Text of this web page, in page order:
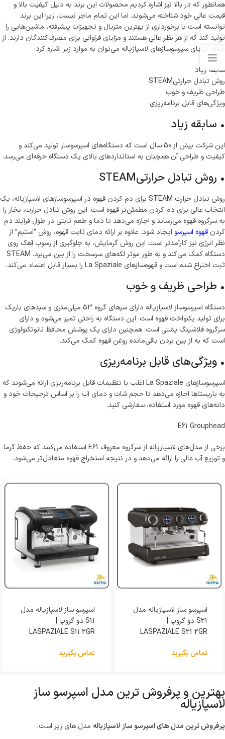
همانطور که در بالا نیز اشاره کردیم محصولات این برند به دلیل کیفیت بالا و
قیمت عالی خود شناخته می‌شوند. اما این تمام ماجر نیست، زیرا این برند
توانسته است با برخورداری از بهترین متریال و تجهیزات پیشرفته، ماشین‌هایی را
تولید کند که از هر نظر عالی هستند و مزایای فراوانی برای مصرف‌کنندگان دارند. از
جمله مزایای سپرسوسازهای لاسپازیاله می‌توان به موارد زیر اشاره کرد:
سابقه زیاد
روش تبادل حرارتیSTEAM
طراحی ظریف و خوب
ویژگی‌های قابل برنامه‌ریزی
• سابقه زیاد
این شرکت بیش از 50 سال است که دستگاه‌های اسپرسوساز تولید می‌کند و
کیفیت و طراحی آن همچنان به استانداردهای بالای یک دستگاه حرفه‌ای می‌رسد.
• روش تبادل حرارتیSTEAM
روش تبادل حرارت STEAM برای دم کردن قهوه در اسپرسوسازهای لاسپازیاله، یک
انتخاب عالی برای دم کردن مطمئن‌تر قهوه است. این روش تبادل حرارت، بخار را
به سرگروه قهوه می‌رساند و اجازه می‌دهد تا دما و طعم ثابتی در طول فرآیند دم
کردن قهوه اسپرسو ایجاد شود. علاوه بر ارائه دمای ثابت قهوه، روش “استیم” از
نظر انرژی نیز کارآمدتر است. این روش گرمایش، به جلوگیری از رسوب آهک روی
دستگاه کمک می‌کند و به طور موثر لکه‌های سرسخت را از بین می‌برد. STEAM
ثبت اختراع شده است و قهوه‌سازهای La Spaziale را بسیار قابل اعتماد می‌کند.
• طراحی ظریف و خوب
دستگاه اسپرسوساز لاسپازیاله دارای سرهای گروه 53 میلی‌متری و سبدهای باریک
برای تولید یکنواخت قهوه است. این دستگاه به راحتی تمیز می‌شود و دارای
سرگروه فلاشینگ پشتی است. همچنین دارای یک پوشش محافظ نانوتکنولوژی
است که به از بین بردن باقی‌مانده روغن قهوه کمک می‌کند.
• ویژگی‌های قابل برنامه‌ریزی
اسپرسوسازهای La Spaziale اغلب با تنظیمات قابل برنامه‌ریزی ارائه می‌شوند که
به باریستاها اجازه می‌دهد تا حجم شات و دمای آب را بر اساس ترجیحات خود و
دانه‌های قهوه مورد استفاده، سفارشی کنید.
E61 Grouphead
برخی از مدل‌های لاسپازیاله از سرگروه معروف E61 استفاده می‌کنند که حفظ گرما
و توزیع آب عالی را ارائه می‌دهد و در نتیجه استخراج قهوه متعادل‌تر می‌شود.
اسپرسو ساز لاسپازیاله مدل
S11 دو گروپ |
LASPAZIALE S11 2GR
تماس بگیرید
اسپرسو ساز لاسپازیاله مدل
S11 تک گروپ |
LASPAZIALE S11 1GR
تماس بگیرید
بهترین و پرفروش ترین مدل اسپرسو ساز
لاسپازیاله
پرفروش ترین مدل های اسپرسو ساز لاسپازیاله مدل های زیر است: